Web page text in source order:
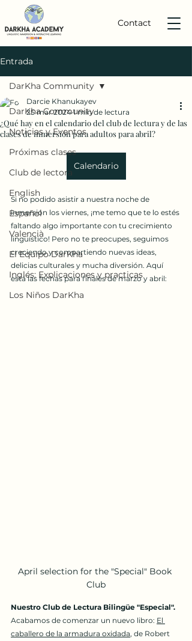
Contact
Entrada
DarKha Community
Noticias y Eventos
Próximas clases
Club de lectora
English
Español
Valencià
El Equipo DarKha
Inglés: Explicaciones y practicas
Los Niños DarKha
DarKha Community
¿Qué hay en el calendario del club de lectura y de las
clases de inmersión para adultos para abril?
Darcie Khanukayev
25 mar 2024 1 min de lectura
Calendario
Si no podido asistir a nuestra noche de
inmersión los viernes, ¡me temo que te lo estés
faltando algo importante con tu crecimiento
lingüístico! Pero no te preocupes, seguimos
creciendo y compartiendo nuevas ideas,
delicias culturales y mucha diversión. Aquí
está las fechas para finales de marzo y abril:
April selection for the "Special" Book
Club
Nuestro Club de Lectura Bilingüe "Especial".
Acabamos de comenzar un nuevo libro: El
caballero de la armadura oxidada, de Robert